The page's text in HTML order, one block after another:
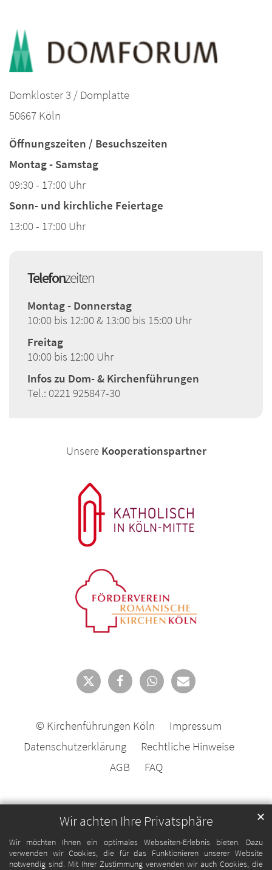
Wir achten Ihre Privatsphäre
Wir möchten Ihnen ein optimales Webseiten-Erlebnis bieten. Dazu
verwenden wir Cookies, die für das Funktionieren unserer Website
notwendig sind. Mit Ihrer Zustimmung verwenden wir auch Cookies, die
✕
Domkloster 3 / Domplatte
50667 Köln
Öffnungszeiten / Besuchszeiten
Montag - Samstag
09:30 - 17:00 Uhr
Sonn- und kirchliche Feiertage
13:00 - 17:00 Uhr
Telefonzeiten
Montag - Donnerstag
10:00 bis 12:00 & 13:00 bis 15:00 Uhr
Freitag
10:00 bis 12:00 Uhr
Infos zu Dom- & Kirchenführungen
Tel.: 0221 925847-30
Unsere Kooperationspartner
© Kirchenführungen Köln
Impressum
Datenschutzerklärung
Rechtliche Hinweise
AGB
FAQ